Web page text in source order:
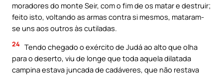
moradores do monte Seir, com o fim de os matar e destruir;
feito isto, voltando as armas contra si mesmos, mataram-
se uns aos outros às cutiladas.
24 Tendo chegado o exército de Judá ao alto que olha
para o deserto, viu de longe que toda aquela dilatada
campina estava juncada de cadáveres, que não restava